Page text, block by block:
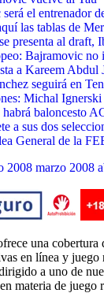
será el entrenador
las tablas de
presenta al draft,
Bajramovic no
a Kareem Abdul
seguirá en
Michal
baloncesto
a sus dos
General de la
2008 marzo 2008
una
en línea y
a uno de
materia de